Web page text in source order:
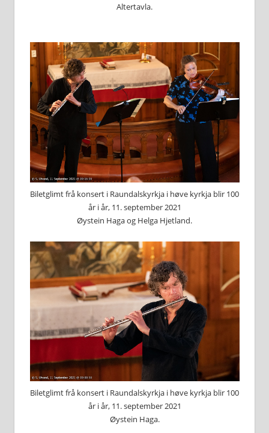
Altertavla.
Biletglimt frå konsert i Raundalskyrkja i høve kyrkja blir 100
år i år, 11. september 2021
Øystein Haga og Helga Hjetland.
Biletglimt frå konsert i Raundalskyrkja i høve kyrkja blir 100
år i år, 11. september 2021
Øystein Haga.